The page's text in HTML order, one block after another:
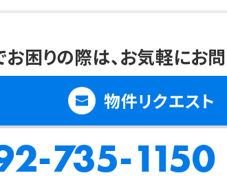
困りの際は、お気軽にお
物件リクエスト
735-1150